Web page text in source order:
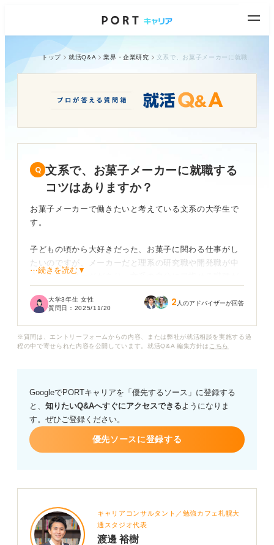
トップ 就活Q&A 業界・企業研究
文系で、お菓子メーカーに就職する
コツはありますか？
お菓子メーカーで働きたいと考えている文系の大学生で
す。
子どもの頃から大好きだった、お菓子に関わる仕事がし
たいのですが、メーカーだと理系の研究職や開発職が中
心というイメージがあり、文系の自分に目指せる職種が
策や、お菓子メーカーに就職するためのコツなどがあれ
⋯続きを読む▼
大学3年生 女性
質問日： 2025/11/20 2 人のアドバイザーが回答
※質問は、エントリーフォームからの内容、または弊社が就活相談を実施する過
程の中で寄せられた内容を公開しています。就活Q&A 編集方針は こちら
GoogleでPORTキャリアを「優先するソース」に登録する
と、 知りたいQ&Aへすぐにアクセスできるようになりま
す。ぜひご登録ください。
優先ソースに登録する
キャリアコンサルタント／勉強カフェ札幌大
通スタジオ代表
渡邊 裕樹